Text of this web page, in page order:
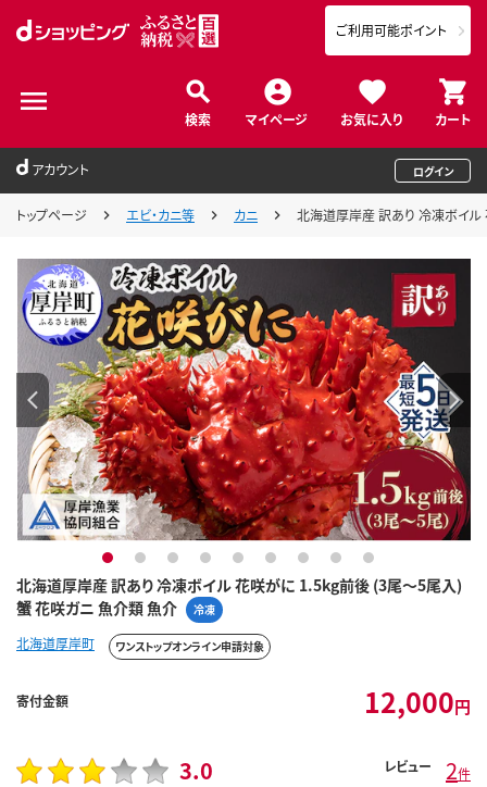
検索 マイページ お気に入り カート
ご利用可能ポイント
アカウント ログイン
トップページ エビ・カニ等 カニ 北海道厚岸産 訳あり 冷凍ボイ
北海道厚岸産 訳あり 冷凍ボイル 花咲がに 1.5kg前後 (3尾～5尾入)
蟹 花咲ガニ 魚介類 魚介
冷凍
1 2 3 4 5 6 7 8 9
北海道厚岸町 ワンストップオンライン申請対象
寄付金額 12,000円
3.0 レビュー 2件